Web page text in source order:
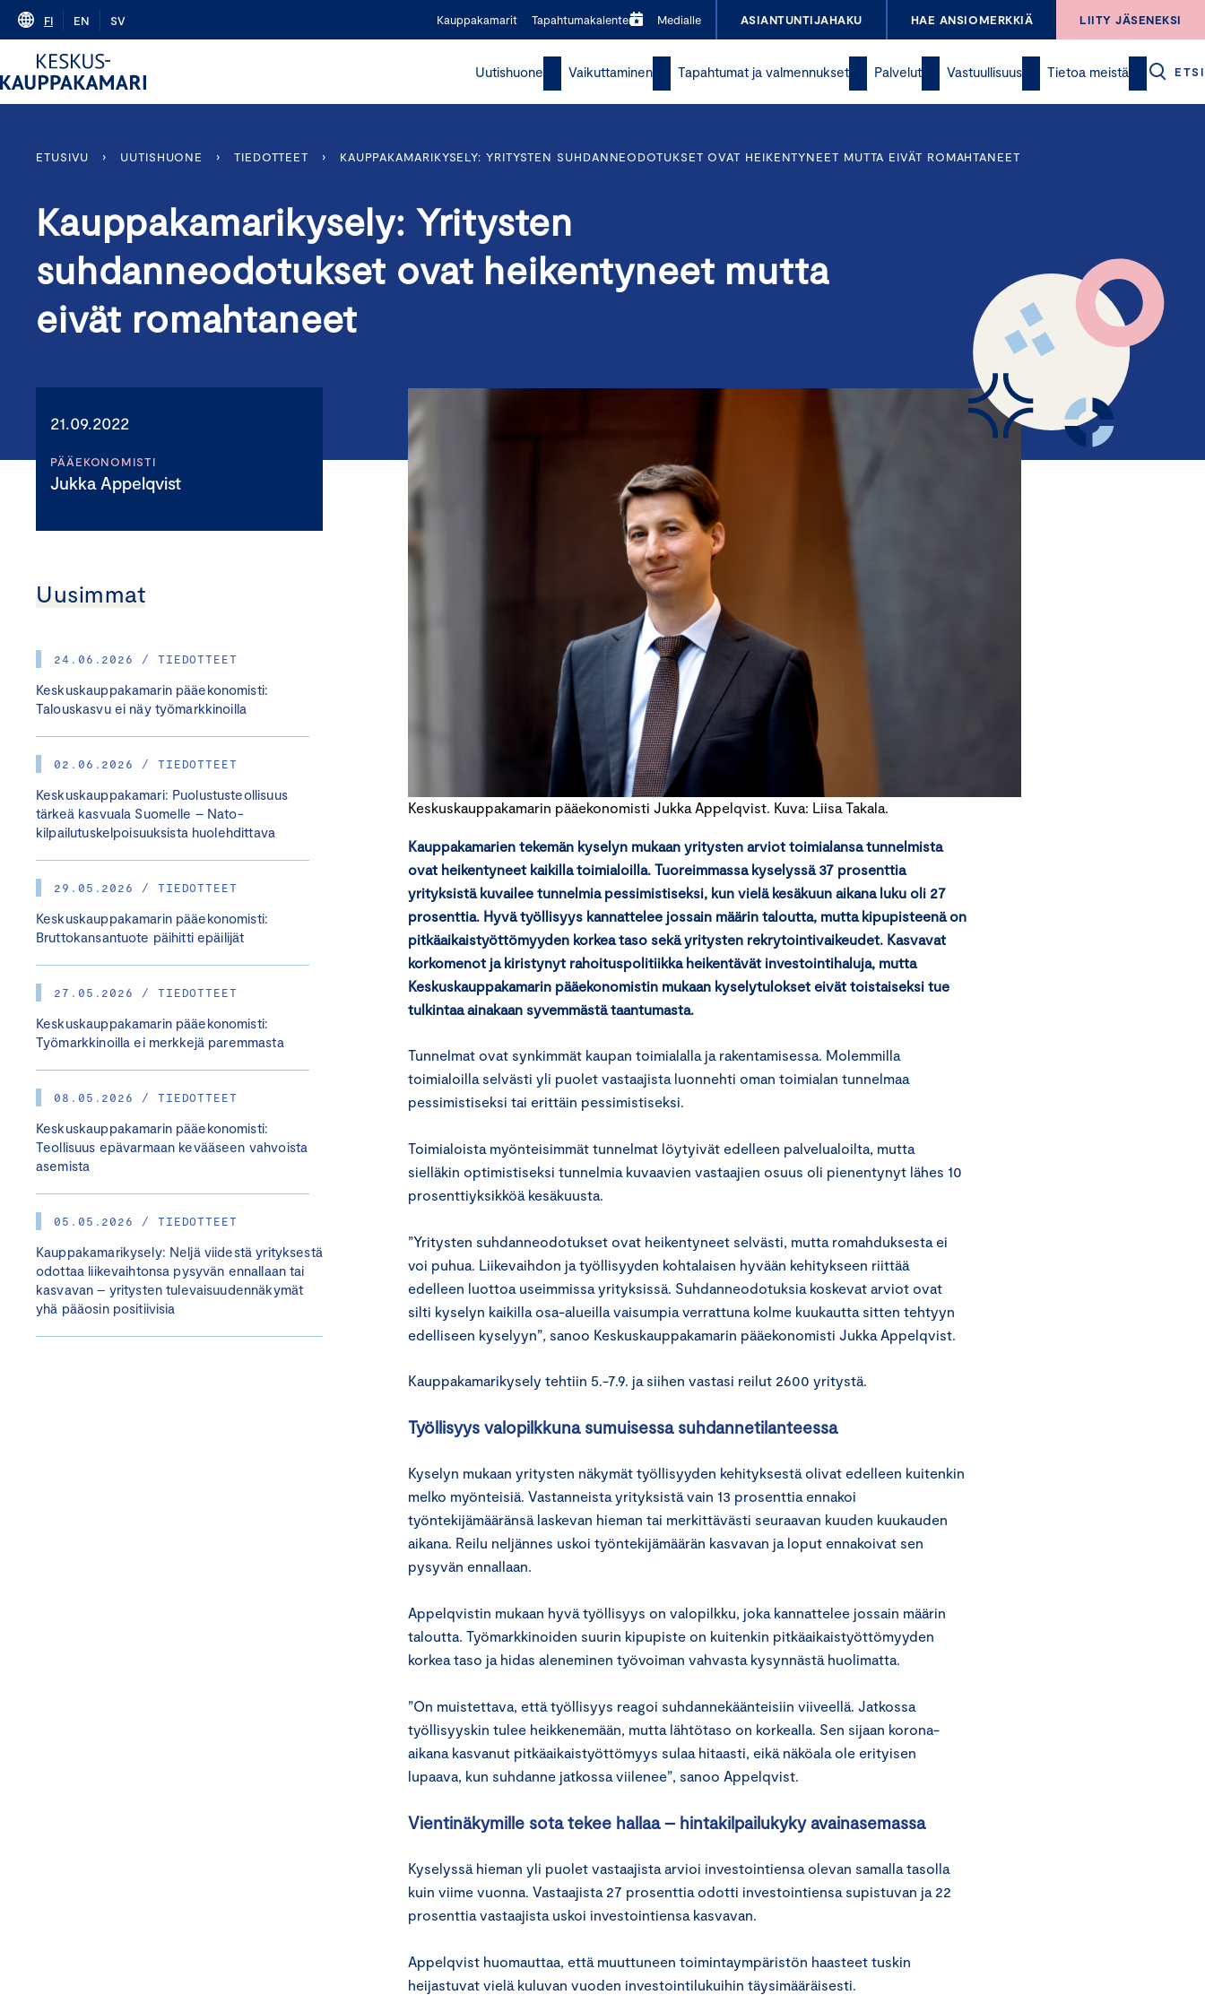
Skip
content
FI EN SV Kauppakamarit Tapahtumakalenteri Medialle ASIANTUNTIJAHAKU HAE ANSIOMERKKIÄ LIITY JÄSENEKSI
Uutishuone Vaikuttaminen Tapahtumat ja valmennukset Palvelut Vastuullisuus Tietoa meistä ETSI
ETUSIVU › UUTISHUONE › TIEDOTTEET › KAUPPAKAMARIKYSELY: YRITYSTEN SUHDANNEODOTUKSET OVAT HEIKENTYNEET MUTTA EIVÄT ROMAHTANEET
Kauppakamarikysely: Yritysten
suhdanneodotukset ovat heikentyneet mutta
eivät romahtaneet
21.09.2022
PÄÄEKONOMISTI
Jukka Appelqvist
Uusimmat
24.06.2026 / TIEDOTTEET
Keskuskauppakamarin pääekonomisti:
Talouskasvu ei näy työmarkkinoilla
02.06.2026 / TIEDOTTEET
Keskuskauppakamari: Puolustusteollisuus
tärkeä kasvuala Suomelle – Nato-
kilpailutuskelpoisuuksista huolehdittava
29.05.2026 / TIEDOTTEET
Keskuskauppakamarin pääekonomisti:
Bruttokansantuote päihitti epäilijät
27.05.2026 / TIEDOTTEET
Keskuskauppakamarin pääekonomisti:
Työmarkkinoilla ei merkkejä paremmasta
08.05.2026 / TIEDOTTEET
Keskuskauppakamarin pääekonomisti:
Teollisuus epävarmaan kevääseen vahvoista
asemista
05.05.2026 / TIEDOTTEET
Kauppakamarikysely: Neljä viidestä yrityksestä
odottaa liikevaihtonsa pysyvän ennallaan tai
kasvavan – yritysten tulevaisuudennäkymät
yhä pääosin positiivisia
Keskuskauppakamarin pääekonomisti Jukka Appelqvist. Kuva: Liisa Takala.
Kauppakamarien tekemän kyselyn mukaan yritysten arviot toimialansa tunnelmista
ovat heikentyneet kaikilla toimialoilla. Tuoreimmassa kyselyssä 37 prosenttia
yrityksistä kuvailee tunnelmia pessimistiseksi, kun vielä kesäkuun aikana luku oli 27
prosenttia. Hyvä työllisyys kannattelee jossain määrin taloutta, mutta kipupisteenä on
pitkäaikaistyöttömyyden korkea taso sekä yritysten rekrytointivaikeudet. Kasvavat
korkomenot ja kiristynyt rahoituspolitiikka heikentävät investointihaluja, mutta
Keskuskauppakamarin pääekonomistin mukaan kyselytulokset eivät toistaiseksi tue
tulkintaa ainakaan syvemmästä taantumasta.
Tunnelmat ovat synkimmät kaupan toimialalla ja rakentamisessa. Molemmilla
toimialoilla selvästi yli puolet vastaajista luonnehti oman toimialan tunnelmaa
pessimistiseksi tai erittäin pessimistiseksi.
Toimialoista myönteisimmät tunnelmat löytyivät edelleen palvelualoilta, mutta
sielläkin optimistiseksi tunnelmia kuvaavien vastaajien osuus oli pienentynyt lähes 10
prosenttiyksikköä kesäkuusta.
”Yritysten suhdanneodotukset ovat heikentyneet selvästi, mutta romahduksesta ei
voi puhua. Liikevaihdon ja työllisyyden kohtalaisen hyvään kehitykseen riittää
edelleen luottoa useimmissa yrityksissä. Suhdanneodotuksia koskevat arviot ovat
silti kyselyn kaikilla osa-alueilla vaisumpia verrattuna kolme kuukautta sitten tehtyyn
edelliseen kyselyyn”, sanoo Keskuskauppakamarin pääekonomisti Jukka Appelqvist.
Kauppakamarikysely tehtiin 5.-7.9. ja siihen vastasi reilut 2600 yritystä.
Työllisyys valopilkkuna sumuisessa suhdannetilanteessa
Kyselyn mukaan yritysten näkymät työllisyyden kehityksestä olivat edelleen kuitenkin
melko myönteisiä. Vastanneista yrityksistä vain 13 prosenttia ennakoi
työntekijämääränsä laskevan hieman tai merkittävästi seuraavan kuuden kuukauden
aikana. Reilu neljännes uskoi työntekijämäärän kasvavan ja loput ennakoivat sen
pysyvän ennallaan.
Appelqvistin mukaan hyvä työllisyys on valopilkku, joka kannattelee jossain määrin
taloutta. Työmarkkinoiden suurin kipupiste on kuitenkin pitkäaikaistyöttömyyden
korkea taso ja hidas aleneminen työvoiman vahvasta kysynnästä huolimatta.
”On muistettava, että työllisyys reagoi suhdannekäänteisiin viiveellä. Jatkossa
työllisyyskin tulee heikkenemään, mutta lähtötaso on korkealla. Sen sijaan korona-
aikana kasvanut pitkäaikaistyöttömyys sulaa hitaasti, eikä näköala ole erityisen
lupaava, kun suhdanne jatkossa viilenee”, sanoo Appelqvist.
Vientinäkymille sota tekee hallaa – hintakilpailukyky avainasemassa
Kyselyssä hieman yli puolet vastaajista arvioi investointiensa olevan samalla tasolla
kuin viime vuonna. Vastaajista 27 prosenttia odotti investointiensa supistuvan ja 22
prosenttia vastaajista uskoi investointiensa kasvavan.
Appelqvist huomauttaa, että muuttuneen toimintaympäristön haasteet tuskin
heijastuvat vielä kuluvan vuoden investointilukuihin täysimääräisesti.